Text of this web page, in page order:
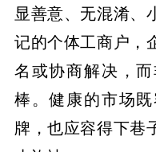
显善意、无混淆、
记的个体工商户，
名或协商解决，
棒。健康的市场
牌，也应容得下巷